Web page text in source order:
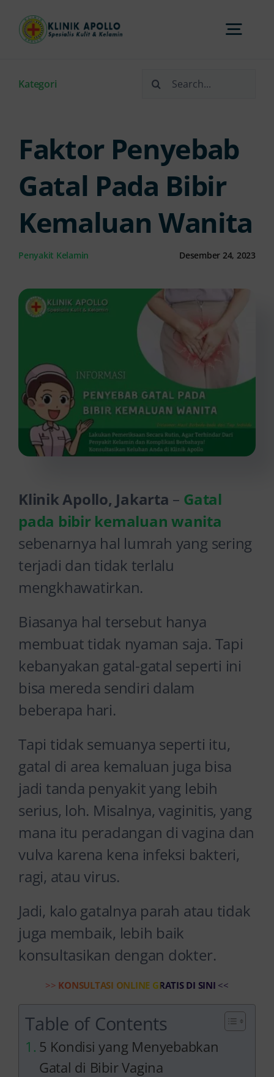
Home
Layanan
FAQs
Kontak Kami
Kategori
Search
Faktor Penyebab
Gatal Pada Bibir
Kemaluan Wanita
Penyakit Kelamin Desember 24, 2023
Klinik Apollo, Jakarta – Gatal
pada bibir kemaluan wanita
sebenarnya hal lumrah yang sering
terjadi dan tidak terlalu
mengkhawatirkan.
Biasanya hal tersebut hanya
membuat tidak nyaman saja. Tapi
kebanyakan gatal-gatal seperti ini
bisa mereda sendiri dalam
beberapa hari.
Tapi tidak semuanya seperti itu,
gatal di area kemaluan juga bisa
jadi tanda penyakit yang lebih
serius, loh. Misalnya, vaginitis, yang
mana itu peradangan di vagina dan
vulva karena kena infeksi bakteri,
ragi, atau virus.
Jadi, kalo gatalnya parah atau tidak
juga membaik, lebih baik
konsultasikan dengan dokter.
>> KONSULTASI ONLINE GRATIS DI SINI <<
Table of Contents
5 Kondisi yang Menyebabkan
Gatal di Bibir Vagina